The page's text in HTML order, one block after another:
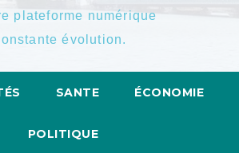
plateforme numérique
évolution.
SANTE ÉCONOMIE
POLITIQUE